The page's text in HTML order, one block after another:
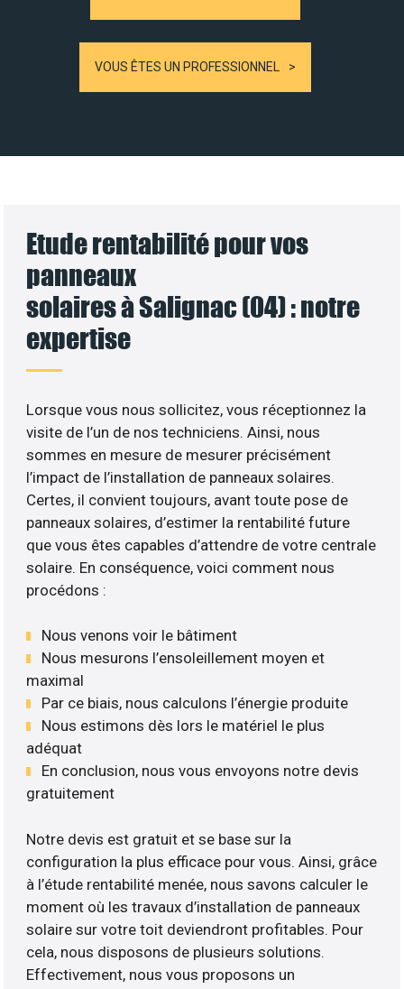
VOUS ÊTES UN PROFESSIONNEL
Etude rentabilité pour vos
panneaux
solaires à Salignac (04) : notre
expertise
Lorsque vous nous sollicitez, vous réceptionnez la
visite de l’un de nos techniciens. Ainsi, nous
sommes en mesure de mesurer précisément
l’impact de l’installation de panneaux solaires.
Certes, il convient toujours, avant toute pose de
panneaux solaires, d’estimer la rentabilité future
que vous êtes capables d’attendre de votre centrale
solaire. En conséquence, voici comment nous
procédons :
Nous venons voir le bâtiment
Nous mesurons l’ensoleillement moyen et
maximal
Par ce biais, nous calculons l’énergie produite
Nous estimons dès lors le matériel le plus
adéquat
En conclusion, nous vous envoyons notre devis
gratuitement
Notre devis est gratuit et se base sur la
configuration la plus efficace pour vous. Ainsi, grâce
à l’étude rentabilité menée, nous savons calculer le
moment où les travaux d’installation de panneaux
solaire sur votre toit deviendront profitables. Pour
cela, nous disposons de plusieurs solutions.
Effectivement, nous vous proposons un